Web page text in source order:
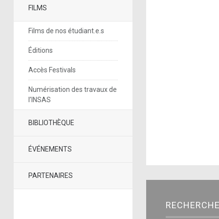
FILMS
Films de nos étudiant.e.s
Éditions
Accès Festivals
Numérisation des travaux de
l’INSAS
BIBLIOTHÈQUE
ÉVÉNEMENTS
PARTENAIRES